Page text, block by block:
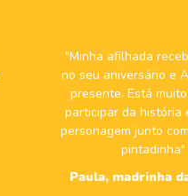
"Minha afilhada
no seu aniversário e
presente. Está
participar da história
personagem junto
pintadinha"
Paula, madrinha